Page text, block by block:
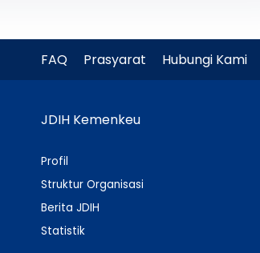
FAQ Prasyarat Hubungi Kami
JDIH Kemenkeu
Profil
Struktur Organisasi
Berita JDIH
Statistik